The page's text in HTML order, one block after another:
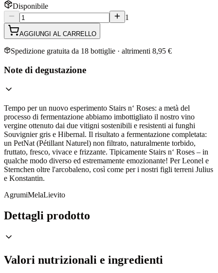
Disponibile
1
AGGIUNGI AL CARRELLO
Spedizione gratuita da 18 bottiglie · altrimenti 8,95 €
Note di degustazione
Tempo per un nuovo esperimento Stairs n‘ Roses: a metà del
processo di fermentazione abbiamo imbottigliato il nostro vino
vergine ottenuto dai due vitigni sostenibili e resistenti ai funghi
Souvignier gris e Hibernal. Il risultato a fermentazione completata:
un PetNat (Pétillant Naturel) non filtrato, naturalmente torbido,
fruttato, fresco, vivace e frizzante. Tipicamente Stairs n‘ Roses – in
qualche modo diverso ed estremamente emozionante! Per Leonel e
Sternchen oltre l'arcobaleno, così come per i nostri figli terreni Julius
e Konstantin.
AgrumiMelaLievito
Dettagli prodotto
Valori nutrizionali e ingredienti